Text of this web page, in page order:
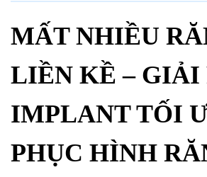
MẤT NHIỀU
LIỀN KỀ – GIẢI
IMPLANT TỐI
PHỤC HÌNH